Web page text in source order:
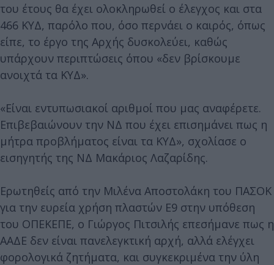
του έτους θα έχει ολοκληρωθεί ο έλεγχος και στα
466 ΚΥΔ, παρόλο που, όσο περνάει ο καιρός, όπως
είπε, το έργο της Αρχής δυσκολεύει, καθώς
υπάρχουν περιπτώσεις όπου «δεν βρίσκουμε
ανοιχτά τα ΚΥΔ».
«Είναι εντυπωσιακοί αριθμοί που μας αναφέρετε.
Eπιβεβαιώνουν την ΝΔ που έχει επισημάνει πως η
μήτρα προβλήματος είναι τα ΚΥΔ», σχολίασε ο
εισηγητής της ΝΔ Μακάριος Λαζαρίδης.
Ερωτηθείς από την Μιλένα Αποστολάκη του ΠΑΣΟΚ
για την ευρεία χρήση πλαστών Ε9 στην υπόθεση
του ΟΠΕΚΕΠΕ, ο Γιώργος Πιτσιλής επεσήμανε πως η
ΑΑΔΕ δεν είναι πανελεγκτική αρχή, αλλά ελέγχει
φορολογικά ζητήματα, και συγκεκριμένα την ύλη